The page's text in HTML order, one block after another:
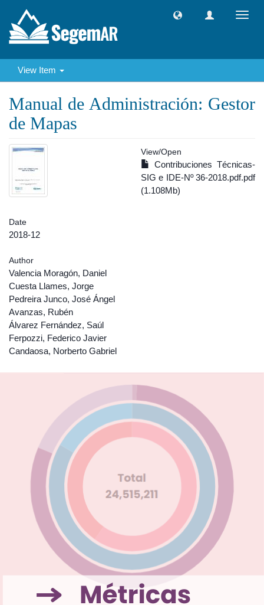
View Item
Manual de Administración: Gestor
de Mapas
View/Open
Contribuciones Técnicas-
SIG e IDE-Nº 36-2018.pdf.pdf
(1.108Mb)
Date
2018-12
Author
Valencia Moragón, Daniel
Cuesta Llames, Jorge
Pedreira Junco, José Ángel
Avanzas, Rubén
Álvarez Fernández, Saúl
Ferpozzi, Federico Javier
Candaosa, Norberto Gabriel